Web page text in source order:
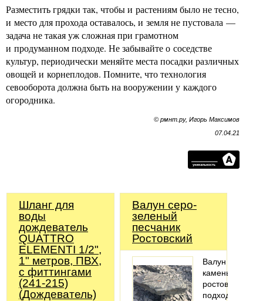
Разместить грядки так, чтобы и растениям было не тесно,
и место для прохода оставалось, и земля не пустовала —
задача не такая уж сложная при грамотном
и продуманном подходе. Не забывайте о соседстве
культур, периодически меняйте места посадки различных
овощей и корнеплодов. Помните, что технология
севооборота должна быть на вооружении у каждого
огородника.
© рмнт.ру, Игорь Максимов
07.04.21
Шланг для
воды
дождеватель
QUATTRO
ELEMENTI 1/2",
1" метров, ПВХ,
с фиттингами
(241-215)
(Дождеватель)
Валун серо-
зеленый
песчаник
Ростовский
Валун
камень
ростовский
подходит